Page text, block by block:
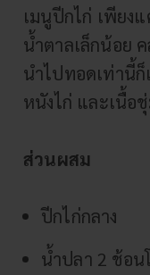
เมนูปีกไก่ เพียง
น้ำตาลเล็กน้อย
นำไปทอดเท่านี้ก็
หนังไก่ และเนื้อ
ส่วนผสม
ปีกไก่กลาง
น้ำปลา 2 ช้อน